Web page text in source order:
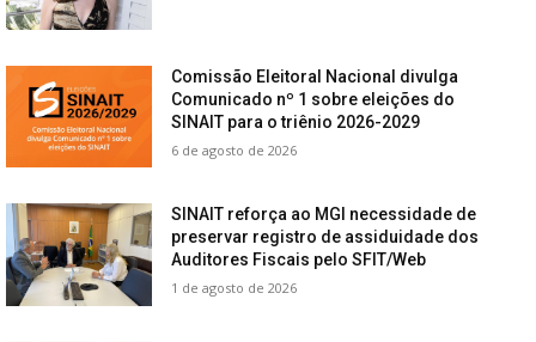
Comissão Eleitoral Nacional divulga
Comunicado nº 1 sobre eleições do
SINAIT para o triênio 2026-2029
6 de agosto de 2026
SINAIT reforça ao MGI necessidade de
preservar registro de assiduidade dos
Auditores Fiscais pelo SFIT/Web
1 de agosto de 2026